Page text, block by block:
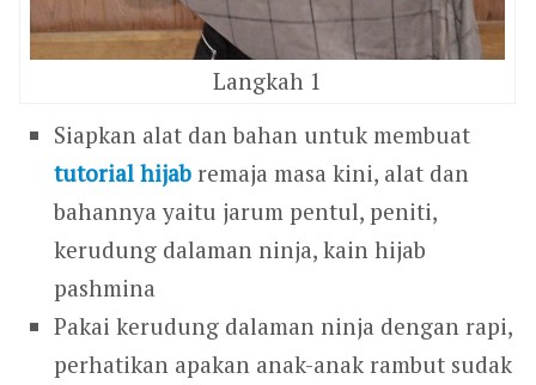
Langkah 1
Siapkan alat dan bahan untuk membuat
tutorial hijab remaja masa kini, alat dan
bahannya yaitu jarum pentul, peniti,
kerudung dalaman ninja, kain hijab
pashmina
Pakai kerudung dalaman ninja dengan rapi,
perhatikan apakan anak-anak rambut sudak